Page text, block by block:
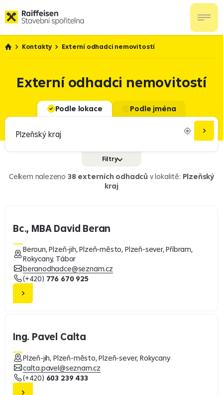
Kontakty Externí odhadci nemovitostí
Externí odhadci nemovitostí
Podle lokace Podle jména
Filtry
Doplňkové penzijní spoření
Úvěry pro právnické osoby
Celkem nalezeno 38 externích odhadců v lokalitě: Plzeňský
kraj
Bc., MBA David Beran
Beroun, Plzeň-jih, Plzeň-město, Plzeň-sever, Příbram,
Rokycany, Tábor
beranodhadce@seznam.cz
(+420) 776 670 925
Ing. Pavel Calta
Plzeň-jih, Plzeň-město, Plzeň-sever, Rokycany
calta.pavel@seznam.cz
(+420) 603 239 433